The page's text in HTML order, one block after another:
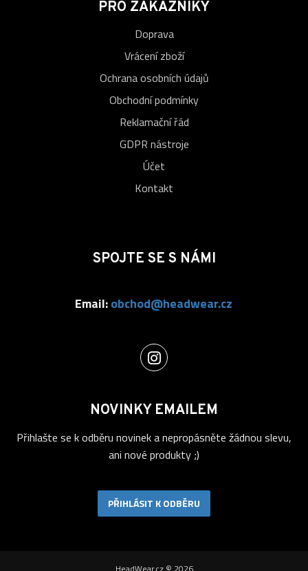
PRO ZÁKAZNÍKY
Doprava
Vrácení zboží
Ochrana osobních údajů
Obchodní podmínky
Reklamační řád
GDPR nástroje
Účet
Kontakt
SPOJTE SE S NÁMI
Email:obchod@headwear.cz
NOVINKY EMAILEM
Přihlašte se k odběru novinek a nepropásněte žádnou slevu,
ani nové produkty ;)
PŘIHLÁSIT K ODBĚRU